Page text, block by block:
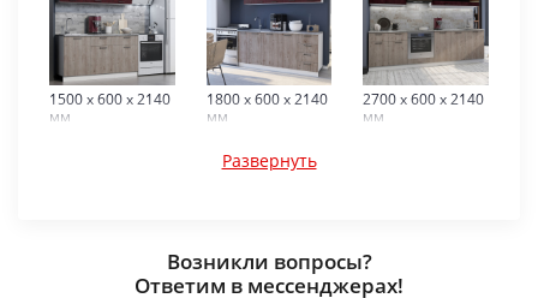
1500 x 600 x 2140
мм
1800 x 600 x 2140
мм
2700 x 600 x 2140
мм
2900 x 600 x 2140
3100 x 600 x 2140
Развернуть
Возникли вопросы?
Ответим в мессенджерах!